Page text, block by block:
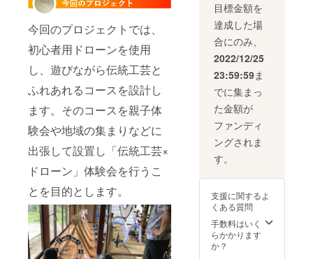
今回のプロジェクトでは、
初心者用ドローンを使用
し、遊びながら伝統工芸と
ふれあれるコースを設計し
ます。そのコースを親子体
験会や地域の集まりなどに
出張して設置し「伝統工芸×
ドローン」体験会を行うこ
とを目的とします。
縦糸の
素材や
色でも
雰囲気
が変わ
す。 ※
寄附受
領証明
書（領
収書）
発行の
ため、
（例：
田中太
郎）」
と「住
所」を
備考欄
と名前
（例：
田中太
郎）」
と「住
備考欄
にご記
入をお
願いし
ます。
でやり
取りさ
せてい
ただき
ますの
で、
メール
アドレ
スは必
ずご記
入くだ
さい。
命名し
ス名
マイク
ロド
ローン
の草
ネルの
色はフ
ライト
ベース
富山の
イメー
ジカ
ラーで
の作成
になり
ますの
で、ご
了承く
真はイ
です) 出
張イベ
ントの
際は必
目標金額を
達成した場
合にのみ、
2022/12/25
23:59:59ま
でに集まっ
た金額が
ファンディ
ングされま
す。
支援に関するよ
くある質問
手数料はいく
らかかります
か？